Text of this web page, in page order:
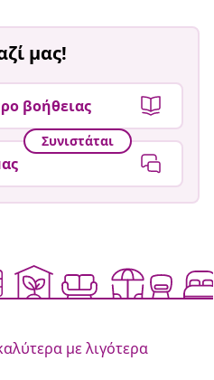
μας!
βοήθειας
Συνιστάται
με λιγότερα